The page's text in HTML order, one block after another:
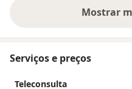
Mostrar
Serviços e preços
Teleconsulta